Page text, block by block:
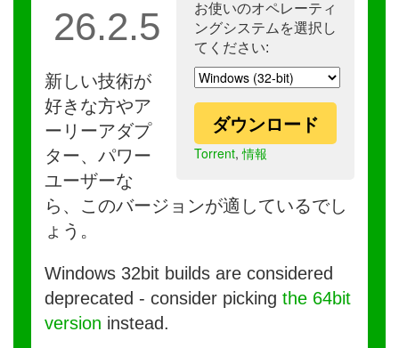
お使いのオペレーティ
ングシステムを選択し
てください:
ダウンロード
Torrent,情報
26.2.5
新しい技術が
好きな方やア
ーリーアダプ
ター、パワー
ユーザーな
ら、このバージョンが適しているでし
ょう。
Windows 32bit builds are considered
deprecated - consider picking the 64bit
version instead.